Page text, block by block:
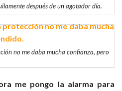
después de un agotador día.
no me daba mucha confianza, pero
me pongo la alarma para